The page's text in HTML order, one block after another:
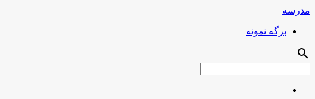
مدرسه
برگه نمونه
search